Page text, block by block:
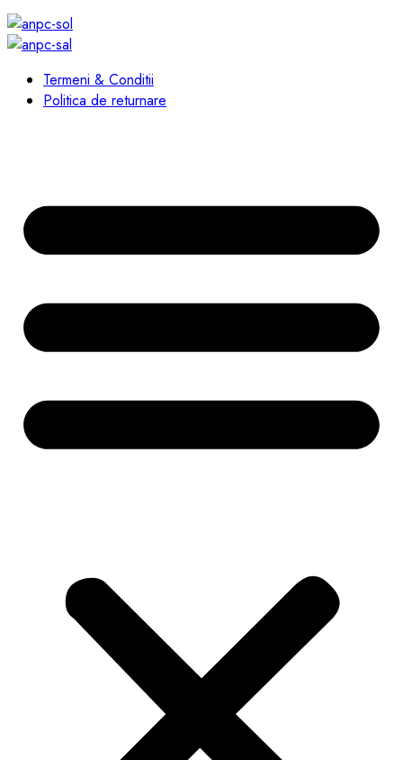
Termeni & Conditii
Politica de returnare